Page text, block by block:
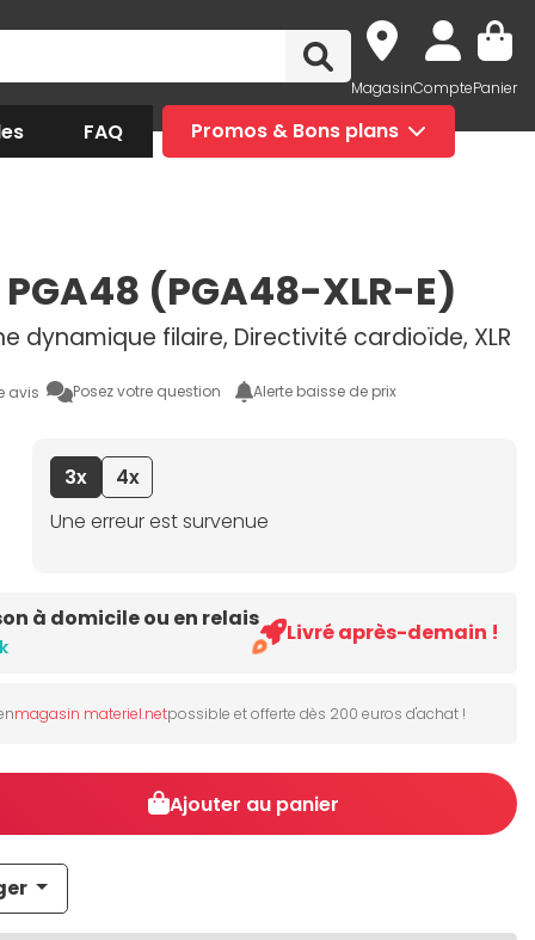
MagasinComptePanier
FAQ Promos & Bons plans
(PGA48-XLR-E)
dynamique filaire, Directivité cardioïde, XLR
avis Posez votre question Alerte baisse de prix
3x
4x
Une erreur est survenue
à domicile ou en relais
Livré après-demain !
magasin materiel.netpossible et offerte dès 200 euros d'achat !
Ajouter au panier